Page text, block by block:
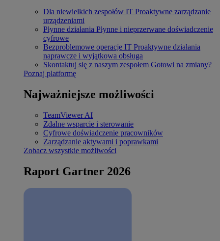
Dla niewielkich zespołów IT Proaktywne zarządzanie
urządzeniami
Płynne działania Płynne i nieprzerwane doświadczenie
cyfrowe
Bezproblemowe operacje IT Proaktywne działania
naprawcze i wyjątkowa obsługa
Skontaktuj się z naszym zespołem Gotowi na zmiany?
Poznaj platformę
Najważniejsze możliwości
TeamViewer AI
Zdalne wsparcie i sterowanie
Cyfrowe doświadczenie pracowników
Zarządzanie aktywami i poprawkami
Zobacz wszystkie możliwości
Raport Gartner 2026